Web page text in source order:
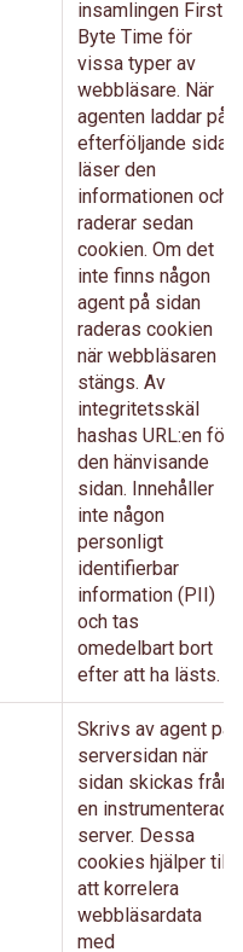
insamlingen First
Byte Time för
vissa typer av
webbläsare. När
agenten laddar på
efterföljande sida
läser den
informationen och
raderar sedan
cookien. Om det
inte finns någon
agent på sidan
raderas cookien
när webbläsaren
stängs. Av
integritetsskäl
hashas URL:en för
den hänvisande
sidan. Innehåller
inte någon
personligt
identifierbar
information (PII)
och tas
omedelbart bort
efter att ha lästs.
Skrivs av agent på
serversidan när
sidan skickas från
en instrumenterad
server. Dessa
cookies hjälper till
att korrelera
webbläsardata
med